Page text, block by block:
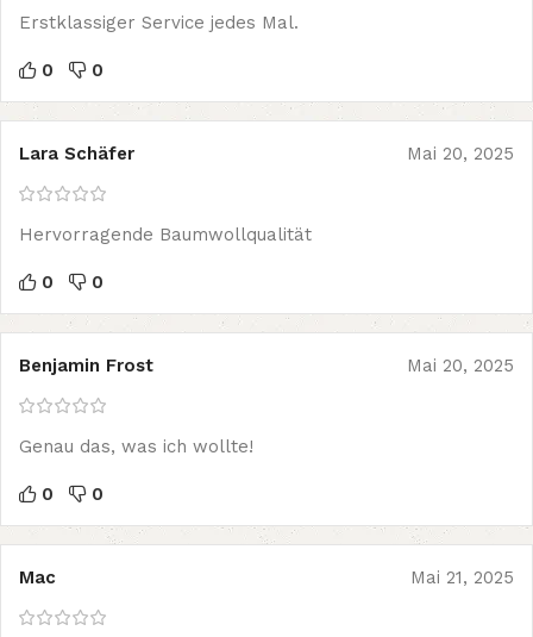
Erstklassiger Service jedes Mal.
0 0
Lara Schäfer Mai 20, 2025
Hervorragende Baumwollqualität
0 0
Benjamin Frost Mai 20, 2025
Genau das, was ich wollte!
0 0
Mac Mai 21, 2025